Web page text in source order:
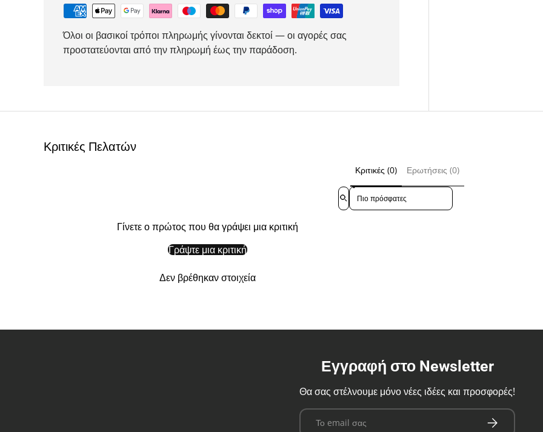
Όλοι οι βασικοί τρόποι πληρωμής γίνονται δεκτοί — οι αγορές σας
προστατεύονται από την πληρωμή έως την παράδοση.
Κριτικές Πελατών
Κριτικές (0) Ερωτήσεις (0)
Sort reviews by
Γίνετε ο πρώτος που θα γράψει μια κριτική
Γράψτε μια κριτική
Δεν βρέθηκαν στοιχεία
Εγγραφή στο Newsletter
Θα σας στέλνουμε μόνο νέες ιδέες και προσφορές!
Email Εγγραφή